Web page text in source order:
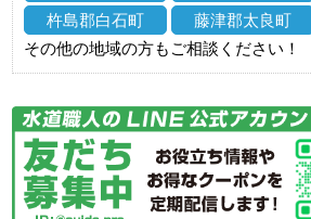
杵島郡白石町
藤津郡太良町
その他の地域の方もご相談ください！